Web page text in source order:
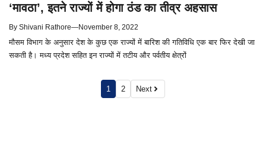
‘मावठा’, इतने राज्यों में होगा ठंड का तीव्र अहसास
By Shivani Rathore—November 8, 2022
मौसम विभाग के अनुसार देश के कुछ एक राज्यों में बारिश की गतिविधि एक बार फिर देखी जा
सकती है। मध्य प्रदेश सहित इन राज्यों में तटीय और पर्वतीय क्षेत्रों
1 2 Next